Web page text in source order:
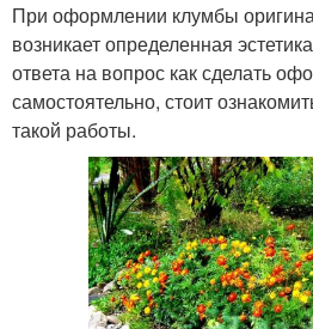
При оформлении клумбы
возникает определенная
ответа на вопрос как сделать
самостоятельно, стоит
такой работы.